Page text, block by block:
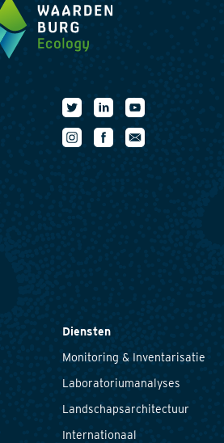
Diensten
Monitoring & Inventarisatie
Laboratoriumanalyses
Landschapsarchitectuur
Internationaal